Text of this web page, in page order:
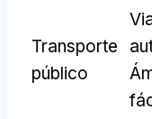
Transporte
público